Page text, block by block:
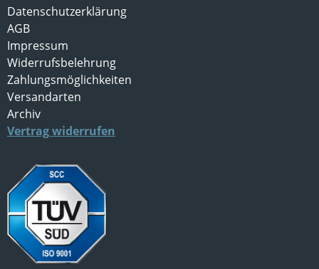
Datenschutzerklärung
AGB
Impressum
Widerrufsbelehrung
Zahlungsmöglichkeiten
Versandarten
Archiv
Vertrag widerrufen